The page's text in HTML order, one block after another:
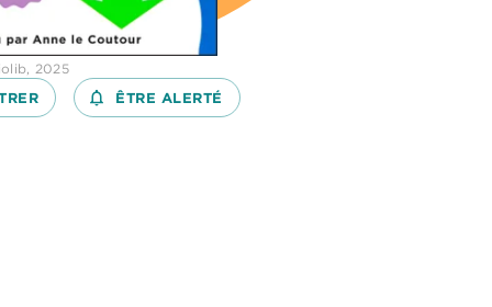
2025
notifications_none_outlined
ÊTRE ALERTÉ